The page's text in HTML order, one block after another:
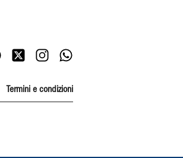
Termini e condizioni